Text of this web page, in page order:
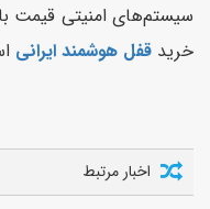
سیستم‌های امنیتی قیمت
خرید قفل هوشمند ایرانی
اخبار مرتبط